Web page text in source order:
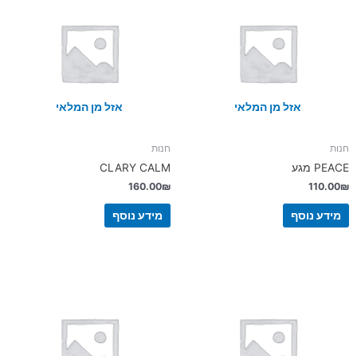
אזל מן המלאי
חנות
PEACE מגע
110.00₪
מידע נוסף
אזל מן המלאי
חנות
CLARY CALM
160.00₪
מידע נוסף